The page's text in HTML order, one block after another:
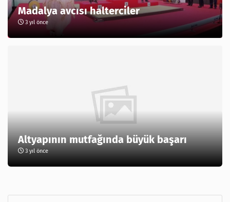
Madalya avcısı halterciler
3 yıl önce
Altyapının mutfağında büyük başarı
3 yıl önce